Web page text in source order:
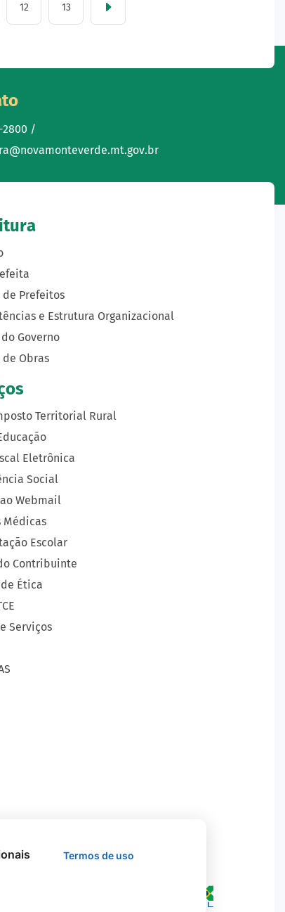
12 13
2800 /
de Prefeitos
e Estrutura Organizacional
Governo
Obras
Territorial Rural
Eletrônica
Social
Webmail
Médicas
Escolar
Contribuinte
Ética
Serviços
Termos de uso